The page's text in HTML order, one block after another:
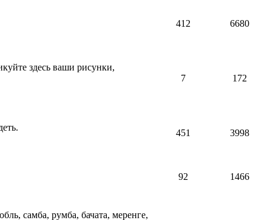
412 6680
здесь ваши рисунки,
7 172
451 3998
92 1466
самба, румба, бачата, меренге,